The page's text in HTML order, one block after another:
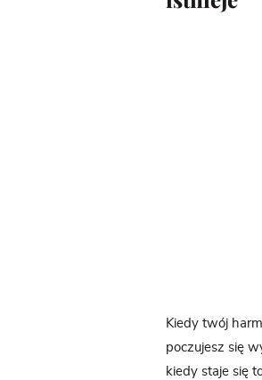
Kiedy twój
poczujesz się
kiedy staje się